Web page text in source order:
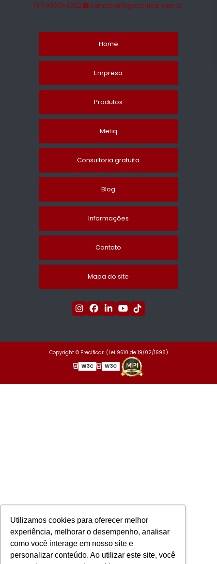
Utilizamos cookies para oferecer melhor
experiência, melhorar o desempenho, analisar
como você interage em nosso site e
personalizar conteúdo. Ao utilizar este site, você
(31) 99901-5952
comercial10@precificar.com.br
Home
Empresa
Produtos
Metiq
Consultoria gratuita
Blog
Informações
Contato
Mapa do site
Copyright © Precificar. (Lei 9610 de 19/02/1998)
W3C
W3C